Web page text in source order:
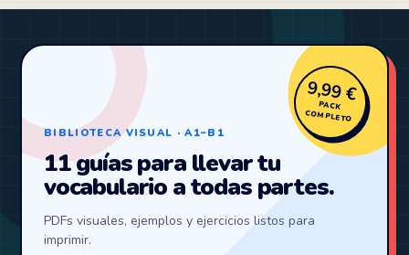
BIBLIOTECA VISUAL · A1–B1
11 guías para llevar tu
vocabulario a todas partes.
PDFs visuales, ejemplos y ejercicios listos para
imprimir.
9,99 €
PACK
COMPLETO